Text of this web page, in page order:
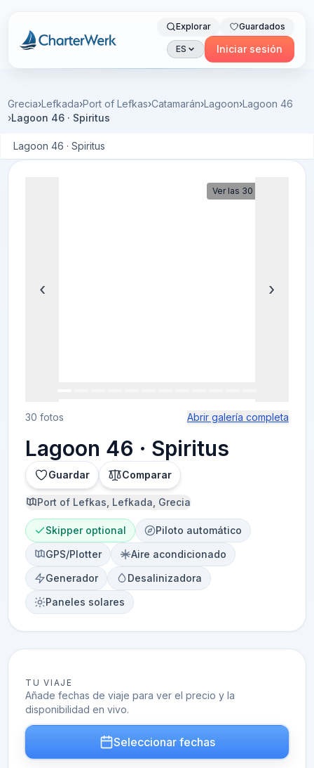
Charterwerk
Explorar Guardados
ES Iniciar sesión
Grecia›Lefkada›Port of Lefkas›Catamarán›Lagoon›Lagoon 46
›Lagoon 46 · Spiritus
Lagoon 46 · Spiritus
Ver las 30 fotos
‹ ›
30 fotos Abrir galería completa
Lagoon 46 · Spiritus
Guardar Comparar
Port of Lefkas, Lefkada, Grecia
Skipper optional
Piloto automático
GPS/Plotter
Aire acondicionado
Generador
Desalinizadora
Paneles solares
TU VIAJE
Añade fechas de viaje para ver el precio y la
disponibilidad en vivo.
Seleccionar fechas